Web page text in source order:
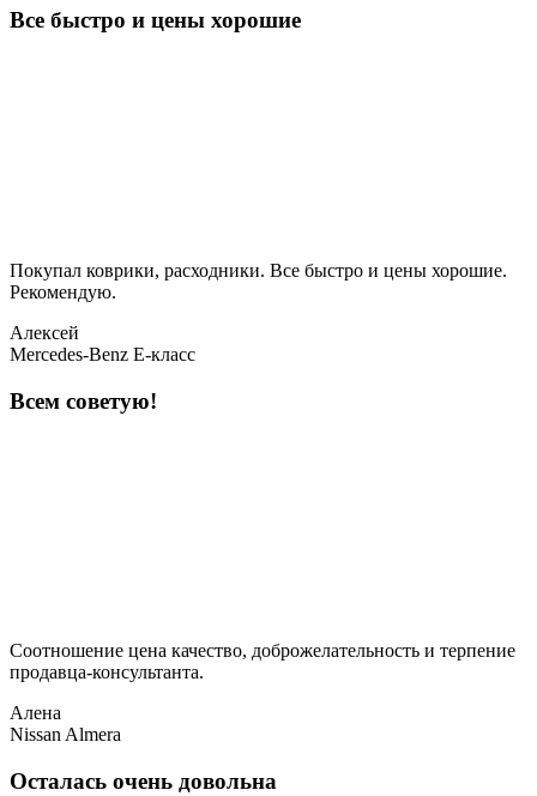
Все быстро и цены хорошие
Покупал коврики, расходники. Все быстро и цены хорошие.
Рекомендую.
Алексей
Mercedes-Benz E-класс
Всем советую!
Соотношение цена качество, доброжелательность и терпение
продавца-консультанта.
Алена
Nissan Almera
Осталась очень довольна